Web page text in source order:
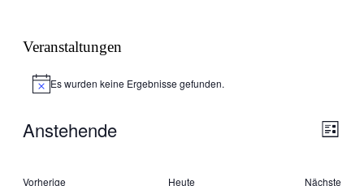
Veranstaltungen
HinweisEs wurden keine Ergebnisse gefunden.
Liste
Anstehende
VorherigeVeranstaltungen Heute
Nächste